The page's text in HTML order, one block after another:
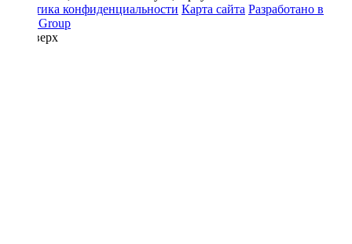
Политика конфиденциальности Карта сайта Разработано в
Prime Group